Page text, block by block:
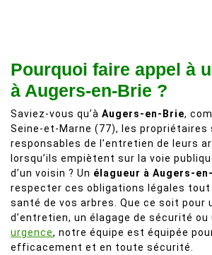
Pourquoi faire appel à
à Augers-en-Brie ?
Saviez-vous qu’à Augers-en-Brie,
Seine-et-Marne (77), les propriétaires
responsables de l’entretien de leurs
lorsqu’ils empiètent sur la voie
d’un voisin ? Un élagueur à Augers-
respecter ces obligations légales tout
santé de vos arbres. Que ce soit pour
d’entretien, un élagage de sécurité ou
urgence, notre équipe est équipée
efficacement et en toute sécurité.